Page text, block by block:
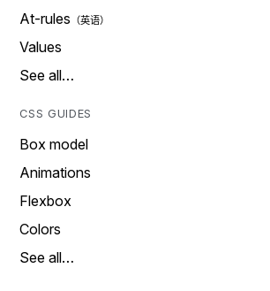
At-rules
Values
See all…
CSS GUIDES
Box model
Animations
Flexbox
Colors
See all…